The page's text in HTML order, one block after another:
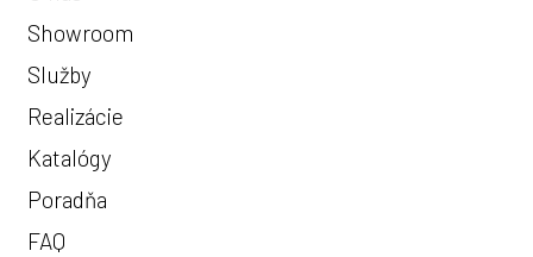
Showroom
Služby
Realizácie
Katalógy
Poradňa
FAQ